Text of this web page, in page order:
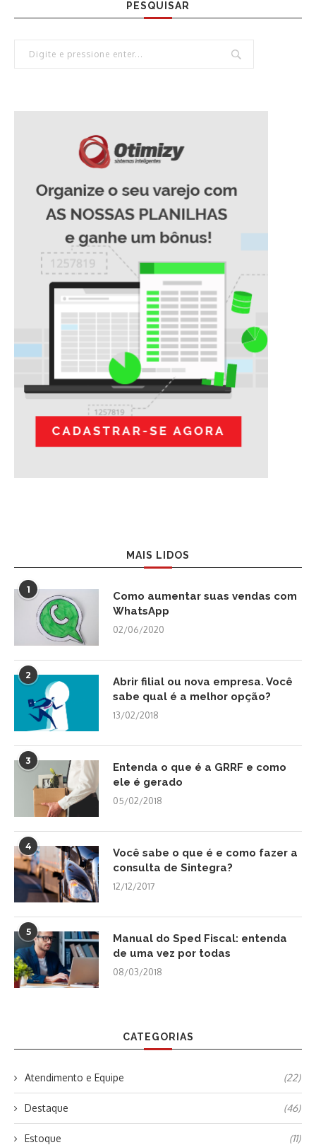
PESQUISAR
MAIS LIDOS
1
Como aumentar suas vendas com
WhatsApp
02/06/2020
2
Abrir filial ou nova empresa. Você
sabe qual é a melhor opção?
13/02/2018
3
Entenda o que é a GRRF e como
ele é gerado
05/02/2018
4
Você sabe o que é e como fazer a
consulta de Sintegra?
12/12/2017
5
Manual do Sped Fiscal: entenda
de uma vez por todas
08/03/2018
CATEGORIAS
Atendimento e Equipe (22)
Destaque (46)
Estoque (11)